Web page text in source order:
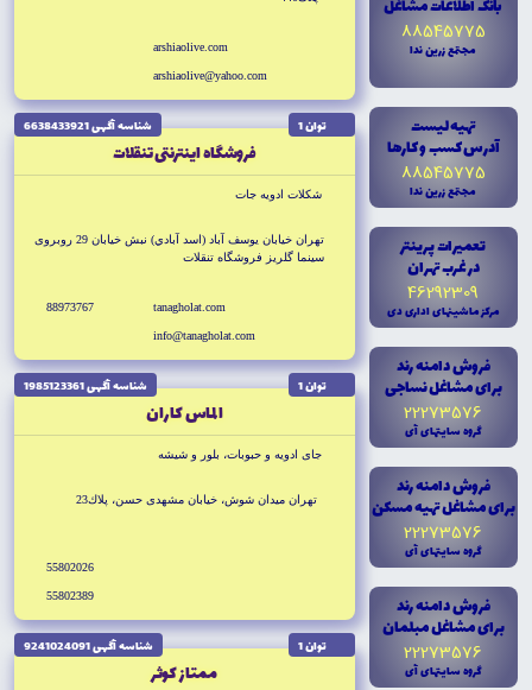
بانک اطلاعات مشاغل
88545775
مجتمع زرين ندا
تهيه ليست
آدرس کسب و کارها
88545775
مجتمع زرين ندا
تعميرات پرينتر
در غرب تهران
46292309
مرکز ماشينهاى ادارى دى
فروش دامنه رند
براى مشاغل نساجى
22273576
گروه سايتهاى آى
فروش دامنه رند
براى مشاغل تهيه مسکن
22273576
گروه سايتهاى آى
فروش دامنه رند
براى مشاغل مبلمان
22273576
گروه سايتهاى آى
arshiaolive.com
arshiaolive@yahoo.com
توان 1 شناسه آگهى 6638433921
فروشگاه اينترنتى تنقلات
شكلات ادويه جات
تهران خيابان يوسف آباد (اسد آبادي) نبش خيابان 29 روبروى
سينما گلريز فروشگاه تنقلات
tanagholat.com
info@tanagholat.com
88973767
توان 1 شناسه آگهى 1985123361
الماس كاران
جاى ادويه و حبوبات، بلور و شيشه
تهران ميدان شوش، خيابان مشهدى حسن، پلاك23
55802026
55802389
توان 1 شناسه آگهى 9241024091
ممتاز كوثر